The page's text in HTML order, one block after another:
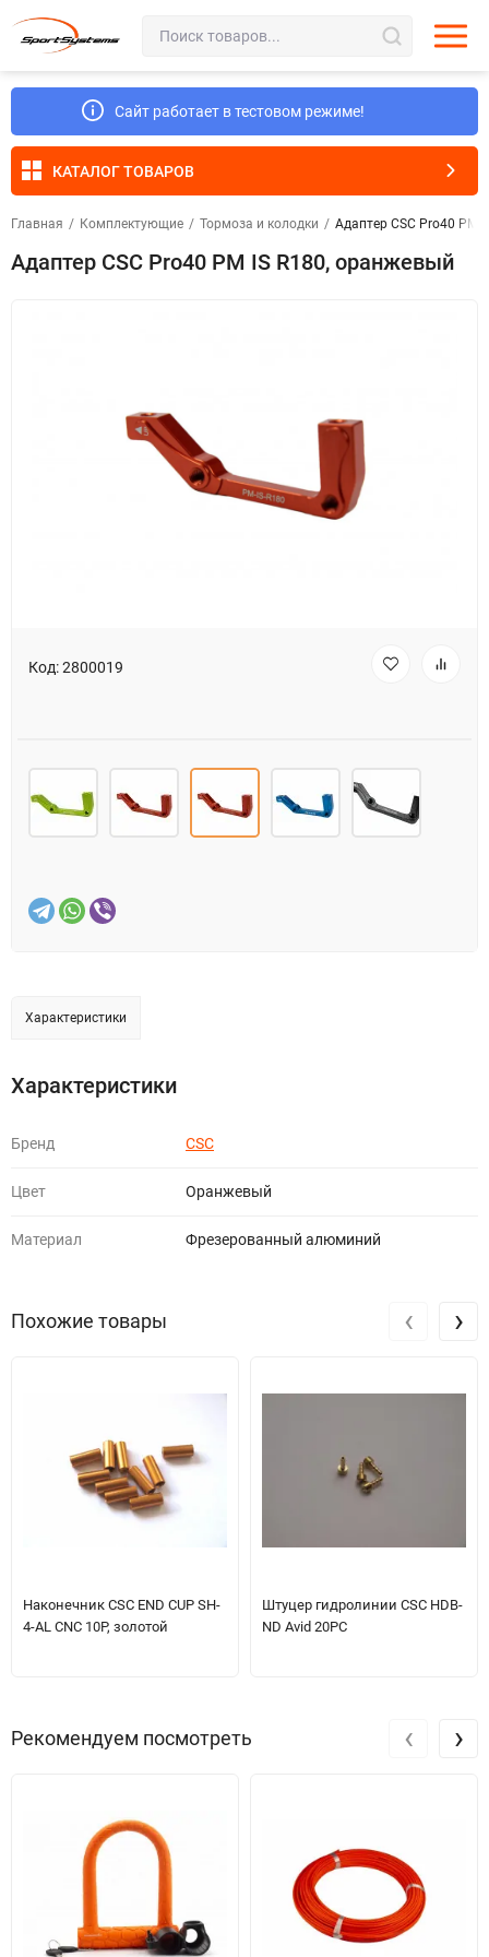
Сайт работает в тестовом режиме!
КАТАЛОГ ТОВАРОВ
Главная / Комплектующие / Тормоза и колодки / Адаптер CSC Pro40 PM
Адаптер CSC Pro40 PM IS R180, оранжевый
Код:2800019
Характеристики
Характеристики
Бренд CSC
Цвет Оранжевый
Материал Фрезерованный алюминий
Похожие товары
Наконечник CSC END CUP SH-
4-AL CNC 10P, золотой
Штуцер гидролинии CSC HDB-
ND Avid 20PC
‹ ›
Рекомендуем посмотреть ‹ ›